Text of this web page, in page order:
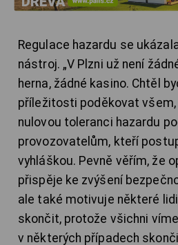
Regulace hazardu se
nástroj. „V Plzni už není
herna, žádné kasino. Chtěl
příležitosti poděkovat všem,
nulovou toleranci hazardu
provozovatelům, kteří
vyhláškou. Pevně věřím, že
přispěje ke zvýšení
ale také motivuje některé
skončit, protože všichni
v některých případech